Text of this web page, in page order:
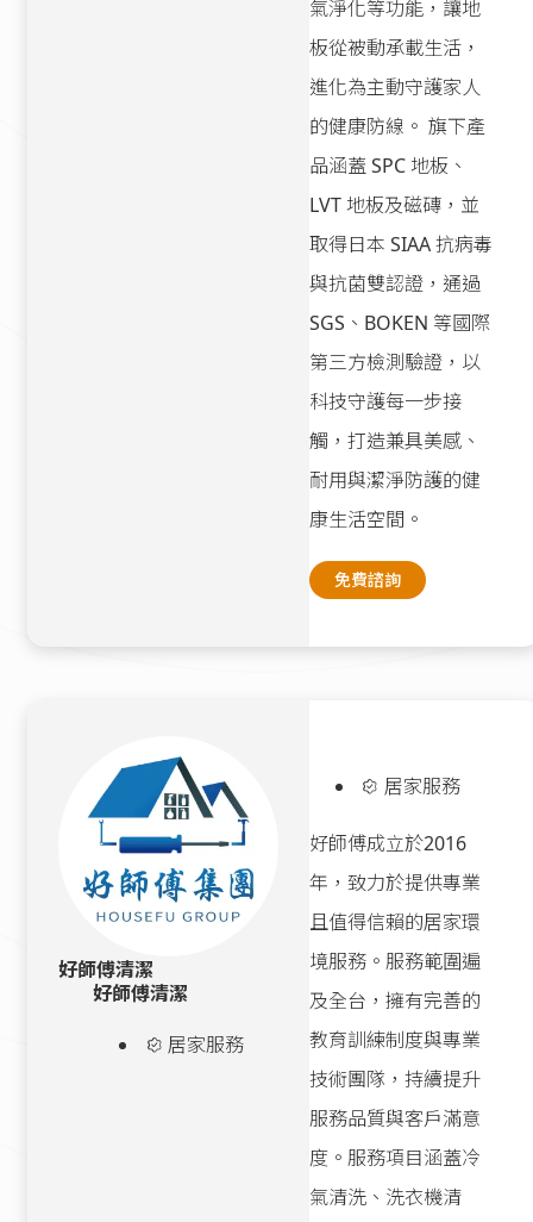
氣淨化等功能，讓地
板從被動承載生活，
進化為主動守護家人
的健康防線。 旗下產
品涵蓋 SPC 地板、
LVT 地板及磁磚，並
取得日本 SIAA 抗病毒
與抗菌雙認證，通過
SGS、BOKEN 等國際
第三方檢測驗證，以
科技守護每一步接
觸，打造兼具美感、
耐用與潔淨防護的健
康生活空間。
免費諮詢
好師傅清潔
好師傅清潔
居家服務
居家服務
好師傅成立於2016
年，致力於提供專業
且值得信賴的居家環
境服務。服務範圍遍
及全台，擁有完善的
教育訓練制度與專業
技術團隊，持續提升
服務品質與客戶滿意
度。服務項目涵蓋冷
氣清洗、洗衣機清